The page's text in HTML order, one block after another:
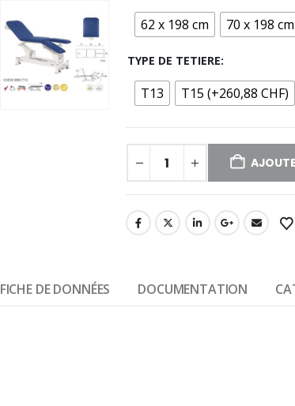
62 x 198 cm 70 x 198
TYPE DE TETIERE
T13 T15 (+260,88 CHF)
FICHE DE DONNÉES DOCUMENTATION